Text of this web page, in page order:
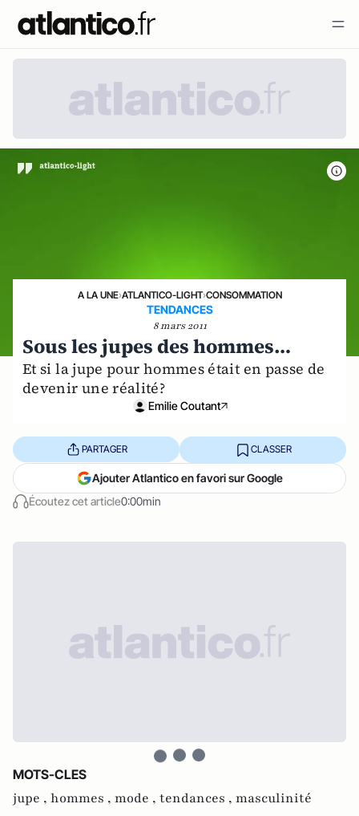
A LA UNE›ATLANTICO-LIGHT›CONSOMMATION
TENDANCES
8 mars 2011
Sous les jupes des hommes…
Et si la jupe pour hommes était en passe de
devenir une réalité?
Emilie Coutant
Écoutez cet article0:00min
PARTAGER CLASSER
Ajouter Atlantico en favori sur Google
MOTS-CLES
jupe , hommes , mode , tendances , masculinité